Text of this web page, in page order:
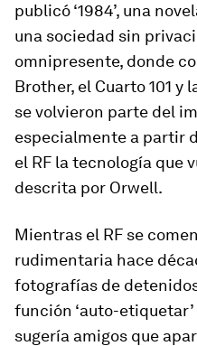
publicó ‘1984’, una
una sociedad sin
omnipresente, donde
Brother, el Cuarto 101
se volvieron parte del
especialmente a partir
el RF la tecnología que
descrita por Orwell.
Mientras el RF se
rudimentaria hace
fotografías de
función ‘auto-
sugería amigos que